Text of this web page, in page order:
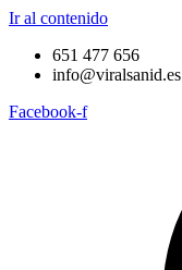
Ir al contenido
651 477 656
info@viralsanid.es
Facebook-f